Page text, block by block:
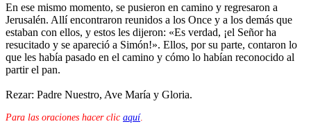
En ese mismo momento, se pusieron en camino y regresaron a
Jerusalén. Allí encontraron reunidos a los Once y a los demás que
estaban con ellos, y estos les dijeron: «Es verdad, ¡el Señor ha
resucitado y se apareció a Simón!». Ellos, por su parte, contaron lo
que les había pasado en el camino y cómo lo habían reconocido al
partir el pan.
Rezar: Padre Nuestro, Ave María y Gloria.
Para las oraciones hacer clic aquí.